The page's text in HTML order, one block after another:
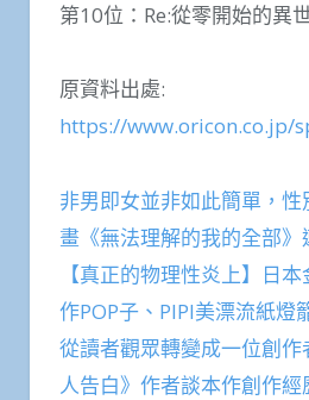
第10位：Re:從零開始的異
原資料出處:
https://www.oricon.co.jp/
非男即女並非如此簡單，
畫《無法理解的我的全部》
【真正的物理性炎上】日
作POP子、PIPI美漂流紙燈
從讀者觀眾轉變成一位創
人告白》作者談本作創作經